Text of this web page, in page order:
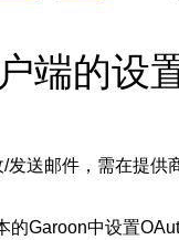
端的设
发送邮件，需在提供
的Garoon中设置